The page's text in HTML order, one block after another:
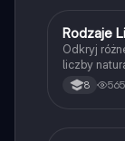
Rodzaje
Odkryj
liczby
pierwsze
koncepcji
8 565